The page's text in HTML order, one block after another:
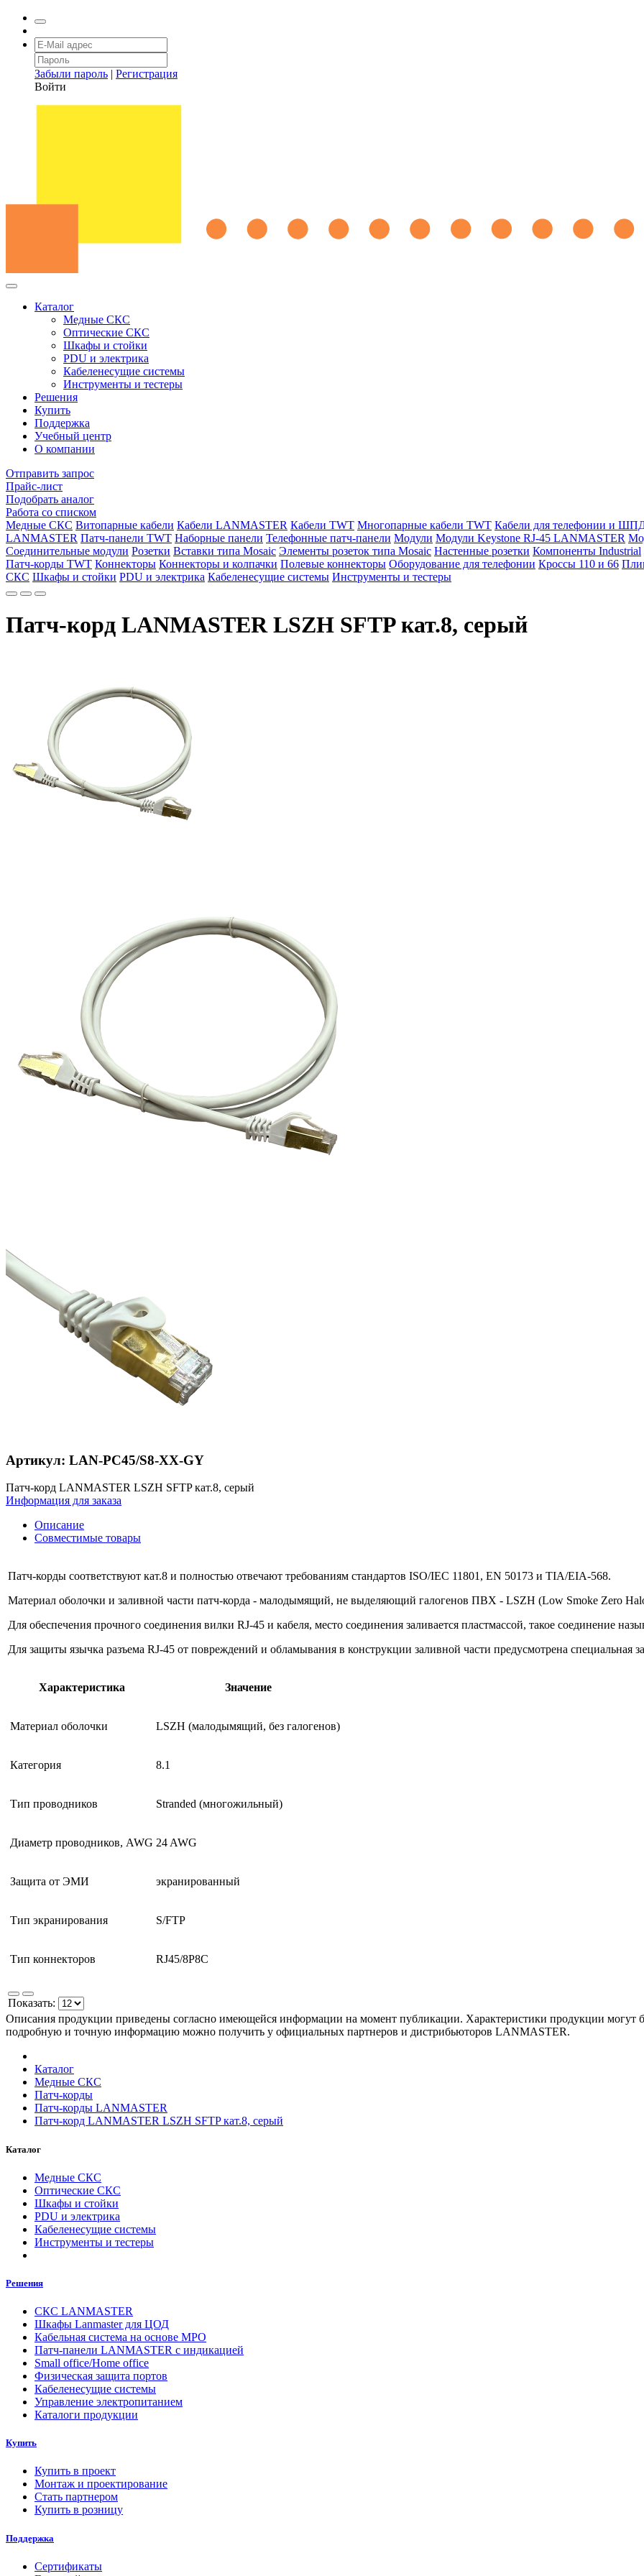
Забыли пароль | Регистрация
Войти
Каталог
Медные СКС
Оптические СКС
Шкафы и стойки
PDU и электрика
Кабеленесущие системы
Инструменты и тестеры
Решения
Купить
Поддержка
Учебный центр
О компании
Отправить запрос
Прайс-лист
Подобрать аналог
Работа со списком
Медные СКС Витопарные кабели Кабели LANMASTER Кабели TWT Многопарные кабели TWT Кабели для телефонии и
LANMASTER Патч-панели TWT Наборные панели Телефонные патч-панели Модули Модули Keystone RJ-45 LANMASTER
Соединительные модули Розетки Вставки типа Mosaic Элементы розеток типа Mosaic Настенные розетки Компоненты Industrial
Патч-корды TWT Коннекторы Коннекторы и колпачки Полевые коннекторы Оборудование для телефонии Кроссы 110 и 66
СКС Шкафы и стойки PDU и электрика Кабеленесущие системы Инструменты и тестеры
Патч-корд LANMASTER LSZH SFTP кат.8, серый
Артикул: LAN-PC45/S8-XX-GY
Патч-корд LANMASTER LSZH SFTP кат.8, серый
Информация для заказа
Описание
Совместимые товары
Патч-корды соответствуют кат.8 и полностью отвечают требованиям стандартов ISO/IEC 11801, EN 50173 и TIA/EIA-568.
Материал оболочки и заливной части патч-корда - малодымящий, не выделяющий галогенов ПВХ - LSZH (Low Smoke Zero
Для обеспечения прочного соединения вилки RJ-45 и кабеля, место соединения заливается пластмассой, такое соединение
Для защиты язычка разъема RJ-45 от повреждений и обламывания в конструкции заливной части предусмотрена специальная
Характеристика Значение
Материал оболочки LSZH (малодымящий, без галогенов)
Категория 8.1
Тип проводников Stranded (многожильный)
Диаметр проводников, AWG 24 AWG
Защита от ЭМИ экранированный
Тип экранирования S/FTP
Тип коннекторов RJ45/8P8C
Показать:
Описания продукции приведены согласно имеющейся информации на момент публикации. Характеристики продукции могут
подробную и точную информацию можно получить у официальных партнеров и дистрибьюторов LANMASTER.
Каталог
Медные СКС
Патч-корды
Патч-корды LANMASTER
Патч-корд LANMASTER LSZH SFTP кат.8, серый
Каталог
Медные СКС
Оптические СКС
Шкафы и стойки
PDU и электрика
Кабеленесущие системы
Инструменты и тестеры
Решения
СКС LANMASTER
Шкафы Lanmaster для ЦОД
Кабельная система на основе MPO
Патч-панели LANMASTER с индикацией
Small office/Home office
Физическая защита портов
Кабеленесущие системы
Управление электропитанием
Каталоги продукции
Купить
Купить в проект
Монтаж и проектирование
Стать партнером
Купить в розницу
Поддержка
Сертификаты